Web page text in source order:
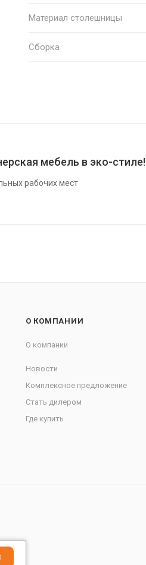
Материал столешницы
Сборка
мебель в эко-стиле!
рабочих мест
О КОМПАНИИ
О компании
Новости
Комплексное предложение
Стать дилером
Где купить